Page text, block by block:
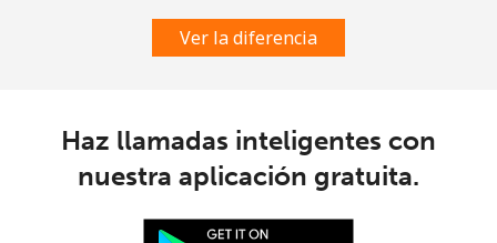
Ver la diferencia
Haz llamadas inteligentes con
nuestra aplicación gratuita.